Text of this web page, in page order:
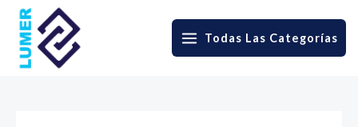
Skip
content
Todas Las Categorías